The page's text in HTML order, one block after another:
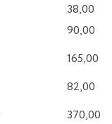
38,00
90,00
165,00
82,00
370,00